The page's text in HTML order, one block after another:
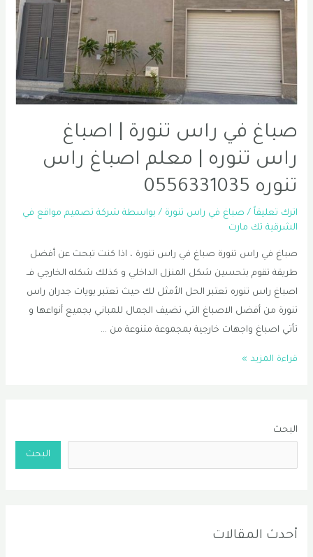
صباغ في راس تنورة | اصباغ
راس تنوره | معلم اصباغ راس
تنوره 0556331035
اترك تعليقاً / صباغ في راس تنورة / بواسطة شركة تصميم مواقع في
الشرقية تك مارت
صباغ في راس تنورة صباغ في راس تنورة ، اذا كنت تبحث عن أفضل
طريقة تقوم بتحسين شكل المنزل الداخلي و كذلك شكله الخارجي فــ
اصباغ راس تنوره تعتبر الحل الأمثل لك حيث تعتبر بويات جدران راس
تنورة من أفضل الاصباغ التي تضيف الجمال للمباني بجميع أنواعها و
تأتي اصباغ واجهات خارجية بمجموعة متنوعة من …
صباغ
|
راس
معلم
قراءة المزيد »
البحث
البحث
أحدث المقالات